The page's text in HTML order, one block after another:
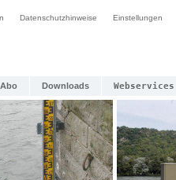
Datenschutzhinweise Einstellungen
Abo Downloads Webservices